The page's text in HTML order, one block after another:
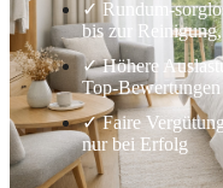
✓ Rundum-
bis zur
✓ Höhere
Top-
✓ Faire
nur bei Erfolg